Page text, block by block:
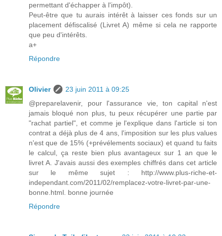
permettant d'échapper à l'impôt).
Peut-être que tu aurais intérêt à laisser ces fonds sur un
placement défiscalisé (Livret A) même si cela ne rapporte
que peu d'intérêts.
a+
Répondre
Olivier
23 juin 2011 à 09:25
@preparelavenir, pour l'assurance vie, ton capital n'est
jamais bloqué non plus, tu peux récupérer une partie par
"rachat partiel", et comme je l'explique dans l'article si ton
contrat a déjà plus de 4 ans, l'imposition sur les plus values
n'est que de 15% (+prévélements sociaux) et quand tu faits
le calcul, ça reste bien plus avantageux sur 1 an que le
livret A. J'avais aussi des exemples chiffrés dans cet article
sur le même sujet : http://www.plus-riche-et-
independant.com/2011/02/remplacez-votre-livret-par-une-
bonne.html. bonne journée
Répondre